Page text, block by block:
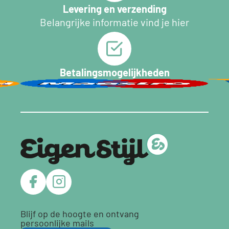
Levering en verzending
Belangrijke informatie vind je hier
Betalingsmogelijkheden
Blijf op de hoogte en ontvang
persoonlijke mails